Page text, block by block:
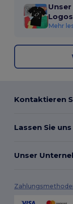
Logos
Mehr
Kontaktieren
Lassen Sie
Unser